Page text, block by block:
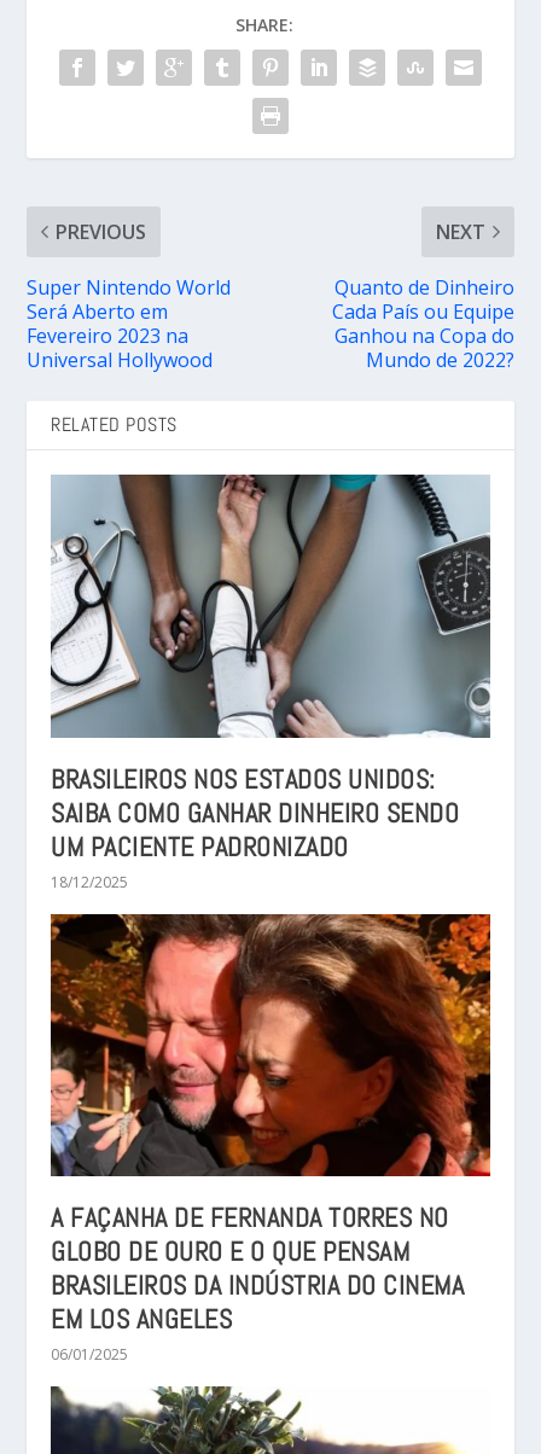
SHARE:
PREVIOUS
Super Nintendo World
Será Aberto em
Fevereiro 2023 na
Universal Hollywood
NEXT
Quanto de Dinheiro
Cada País ou Equipe
Ganhou na Copa do
Mundo de 2022?
RELATED POSTS
BRASILEIROS NOS ESTADOS UNIDOS:
SAIBA COMO GANHAR DINHEIRO SENDO
UM PACIENTE PADRONIZADO
18/12/2025
A FAÇANHA DE FERNANDA TORRES NO
GLOBO DE OURO E O QUE PENSAM
BRASILEIROS DA INDÚSTRIA DO CINEMA
EM LOS ANGELES
06/01/2025